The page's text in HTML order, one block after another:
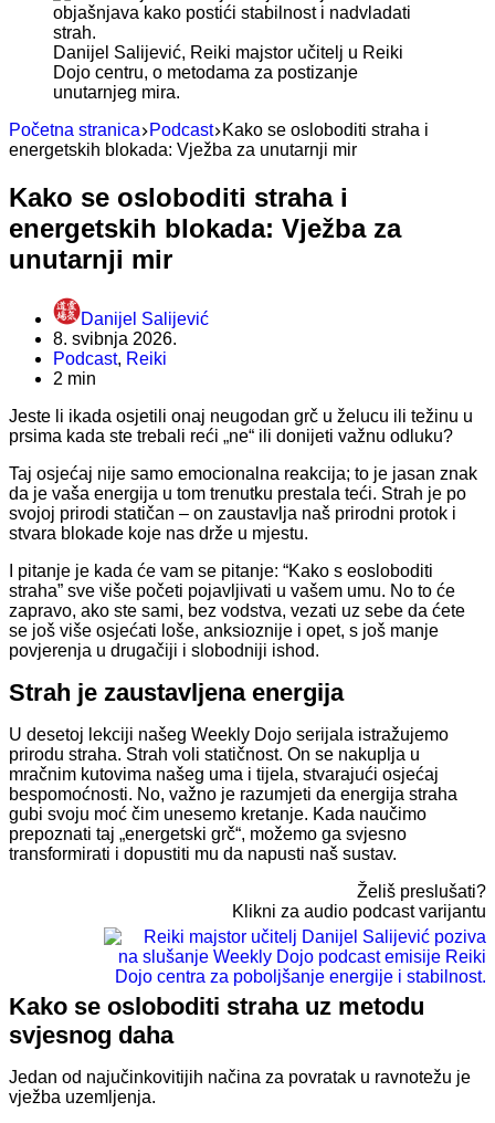
Danijel Salijević, Reiki majstor učitelj u Reiki
Dojo centru, o metodama za postizanje
unutarnjeg mira.
Početna stranica
Podcast Kako se osloboditi straha i
energetskih blokada: Vježba za unutarnji mir
Kako se osloboditi straha i
energetskih blokada: Vježba za
unutarnji mir
Danijel Salijević
8. svibnja 2026.
Podcast, Reiki
2 min
Jeste li ikada osjetili onaj neugodan grč u želucu ili težinu u
prsima kada ste trebali reći „ne“ ili donijeti važnu odluku?
Taj osjećaj nije samo emocionalna reakcija; to je jasan znak
da je vaša energija u tom trenutku prestala teći. Strah je po
svojoj prirodi statičan – on zaustavlja naš prirodni protok i
stvara blokade koje nas drže u mjestu.
I pitanje je kada će vam se pitanje: “Kako s eosloboditi
straha” sve više početi pojavljivati u vašem umu. No to će
zapravo, ako ste sami, bez vodstva, vezati uz sebe da ćete
se još više osjećati loše, anksioznije i opet, s još manje
povjerenja u drugačiji i slobodniji ishod.
Strah je zaustavljena energija
U desetoj lekciji našeg Weekly Dojo serijala istražujemo
prirodu straha. Strah voli statičnost. On se nakuplja u
mračnim kutovima našeg uma i tijela, stvarajući osjećaj
bespomoćnosti. No, važno je razumjeti da energija straha
gubi svoju moć čim unesemo kretanje. Kada naučimo
prepoznati taj „energetski grč“, možemo ga svjesno
transformirati i dopustiti mu da napusti naš sustav.
Želiš preslušati?
Klikni za audio podcast varijantu
Kako se osloboditi straha uz metodu
svjesnog daha
Jedan od najučinkovitijih načina za povratak u ravnotežu je
vježba uzemljenja.